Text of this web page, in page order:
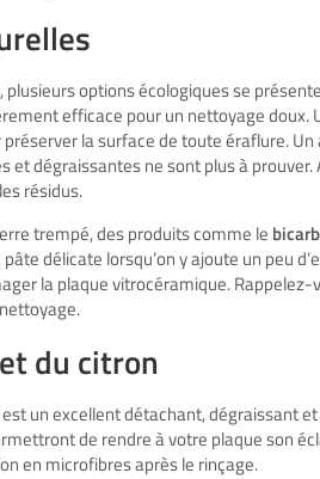
options écologiques se
efficace pour un nettoyage doux.
la surface de toute éraflure.
et dégraissantes ne sont plus à
résidus.
trempé, des produits comme le
délicate lorsqu’on y ajoute un peu
la plaque vitrocéramique. Rappelez-
du citron
un excellent détachant, dégraissant
de rendre à votre plaque son
en microfibres après le rinçage.